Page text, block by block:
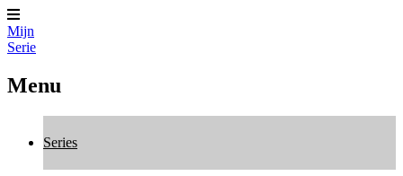
Mijn
Serie
Menu
Series